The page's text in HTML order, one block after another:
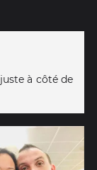
à côté de